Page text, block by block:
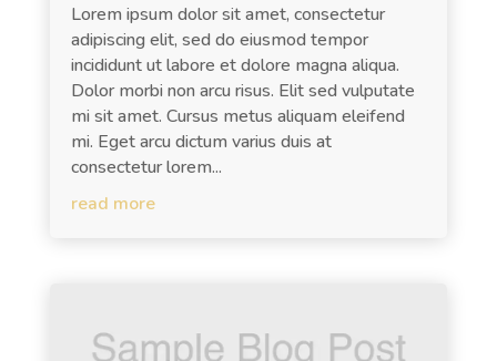
Lorem ipsum dolor sit amet, consectetur
adipiscing elit, sed do eiusmod tempor
incididunt ut labore et dolore magna aliqua.
Dolor morbi non arcu risus. Elit sed vulputate
mi sit amet. Cursus metus aliquam eleifend
mi. Eget arcu dictum varius duis at
consectetur lorem...
read more